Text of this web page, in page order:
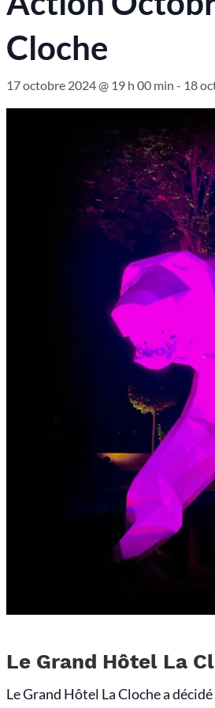
Cloche
17 octobre 2024 @ 19 h 00 min - 18
Le Grand Hôtel La
Le Grand Hôtel La Cloche a